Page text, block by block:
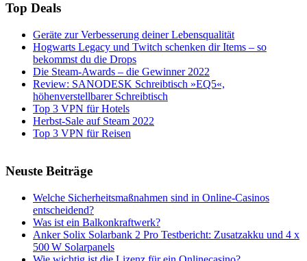
Top Deals
Geräte zur Verbesserung deiner Lebensqualität
Hogwarts Legacy und Twitch schenken dir Items – so
bekommst du die Drops
Die Steam-Awards – die Gewinner 2022
Review: SANODESK Schreibtisch »EQ5«,
höhenverstellbarer Schreibtisch
Top 3 VPN für Hotels
Herbst-Sale auf Steam 2022
Top 3 VPN für Reisen
Neuste Beiträge
Welche Sicherheitsmaßnahmen sind in Online-Casinos
entscheidend?
Was ist ein Balkonkraftwerk?
Anker Solix Solarbank 2 Pro Testbericht: Zusatzakku und 4 x
500 W Solarpanels